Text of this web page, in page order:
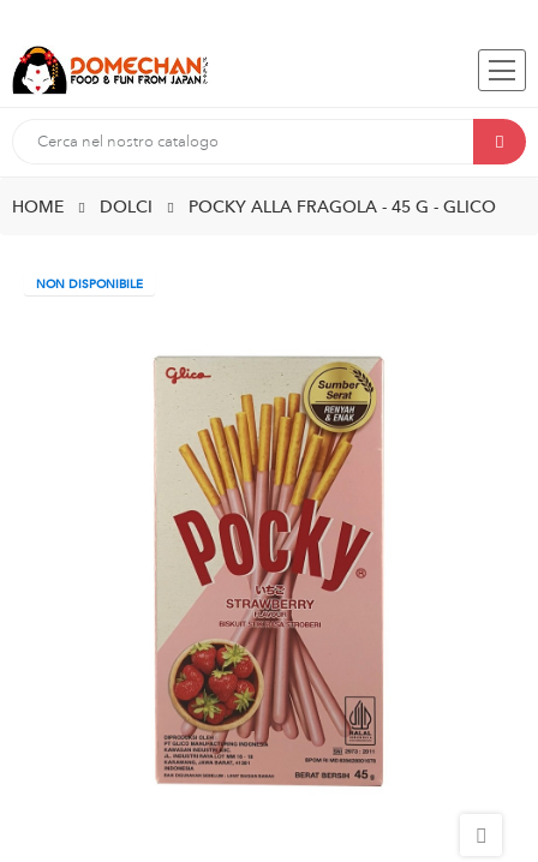
HOME DOLCI POCKY ALLA FRAGOLA - 45 G - GLICO
NON DISPONIBILE